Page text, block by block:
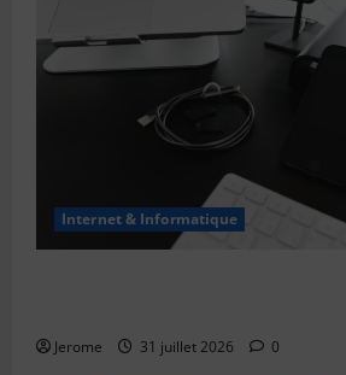
Internet & Informatique
Jerome 31 juillet 2026 0